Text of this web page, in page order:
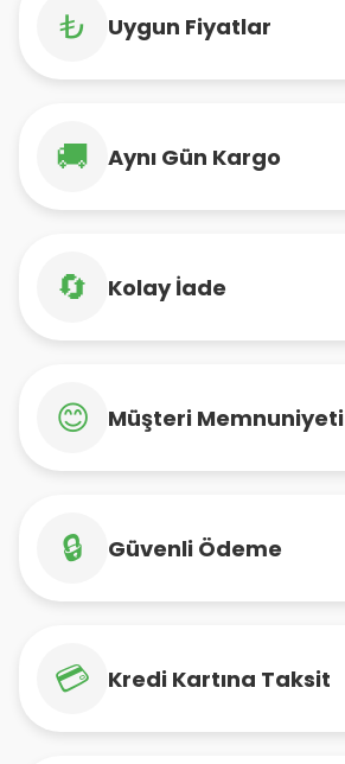
₺ Uygun Fiyatlar
🚚 Aynı Gün Kargo
🔄 Kolay İade
😊 Müşteri Memnuniyeti
🔒 Güvenli Ödeme
💳 Kredi Kartına Taksit